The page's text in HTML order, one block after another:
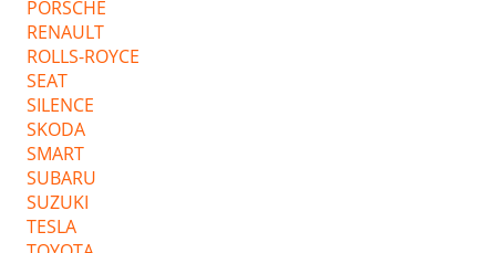
PORSCHE
RENAULT
ROLLS-ROYCE
SEAT
SILENCE
SKODA
SMART
SUBARU
SUZUKI
TESLA